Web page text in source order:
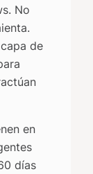
No
de
en
días